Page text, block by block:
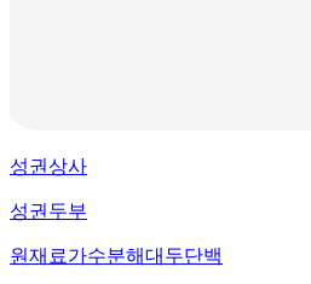
성권상사
성권두부
원재료가수분해대두단백